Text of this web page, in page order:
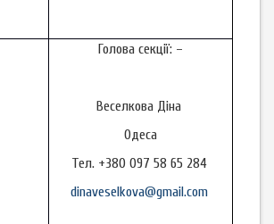
Голова секції: –
Веселкова Діна
Одеса
Тел. +380 097 58 65 284
dinaveselkova@gmail.com